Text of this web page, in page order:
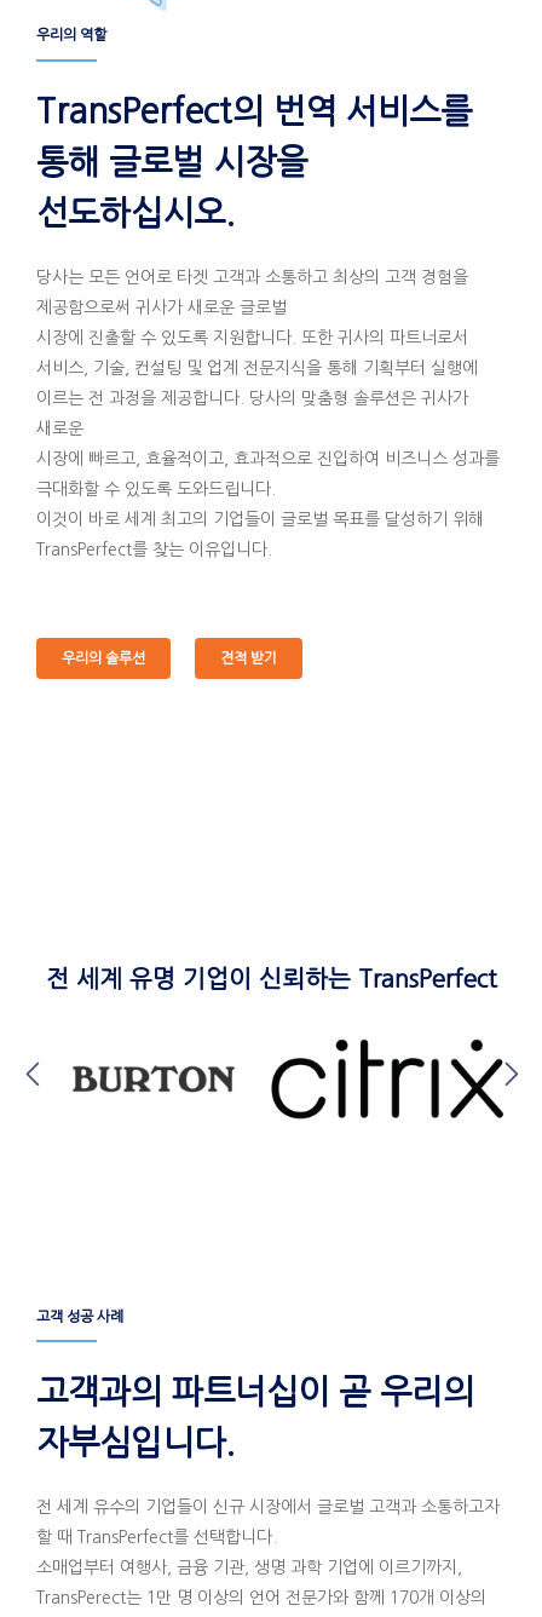
우리의 역할
TransPerfect의 번역 서비스를
통해 글로벌 시장을
선도하십시오.
당사는 모든 언어로 타겟 고객과 소통하고 최상의 고객 경험을
제공함으로써 귀사가 새로운 글로벌
시장에 진출할 수 있도록 지원합니다. 또한 귀사의 파트너로서
서비스, 기술, 컨설팅 및 업계 전문지식을 통해 기획부터 실행에
이르는 전 과정을 제공합니다. 당사의 맞춤형 솔루션은 귀사가
새로운
시장에 빠르고, 효율적이고, 효과적으로 진입하여 비즈니스 성과를
극대화할 수 있도록 도와드립니다.
이것이 바로 세계 최고의 기업들이 글로벌 목표를 달성하기 위해
TransPerfect를 찾는 이유입니다.
우리의 솔루션 견적 받기
전 세계 유명 기업이 신뢰하는 TransPerfect
고객 성공 사례
고객과의 파트너십이 곧 우리의
자부심입니다.
전 세계 유수의 기업들이 신규 시장에서 글로벌 고객과 소통하고자
할 때 TransPerfect를 선택합니다.
소매업부터 여행사, 금융 기관, 생명 과학 기업에 이르기까지,
TransPerect는 1만 명 이상의 언어 전문가와 함께 170개 이상의